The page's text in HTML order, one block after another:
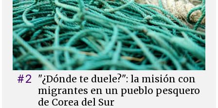
#2
"¿Dónde te duele?": la misión con
migrantes en un pueblo pesquero
de Corea del Sur